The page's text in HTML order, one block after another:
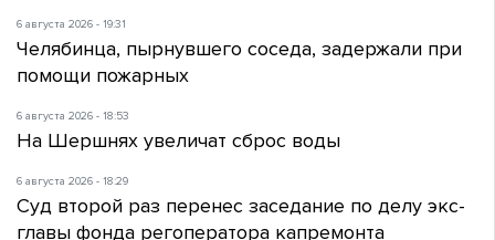
6 августа 2026 - 19:31
Челябинца, пырнувшего соседа, задержали при
помощи пожарных
6 августа 2026 - 18:53
На Шершнях увеличат сброс воды
6 августа 2026 - 18:29
Суд второй раз перенес заседание по делу экс-
главы фонда регоператора капремонта